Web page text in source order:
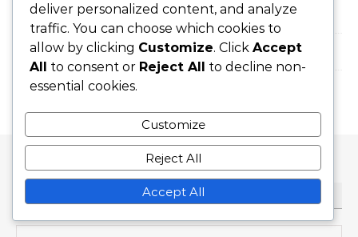
March 2026
February 2026
RECHERCHE
deliver personalized content, and analyze
traffic. You can choose which cookies to
allow by clicking Customize. Click Accept
All to consent or Reject All to decline non-
essential cookies.
Customize
Reject All
Accept All